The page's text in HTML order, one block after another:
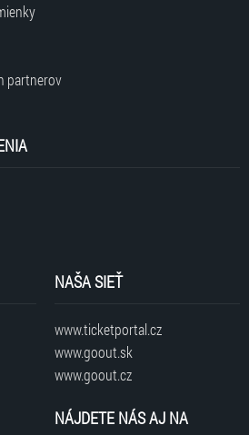
partnerov
NAŠA SIEŤ
www.ticketportal.cz
www.goout.sk
www.goout.cz
NÁJDETE NÁS AJ NA